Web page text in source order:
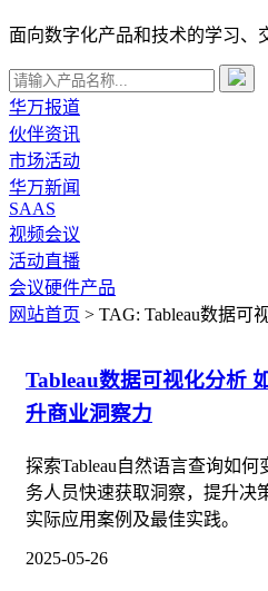
面向数字化产品和技术的学习、
华万报道
伙伴资讯
市场活动
华万新闻
SAAS
视频会议
活动直播
会议硬件产品
网站首页 > TAG: Tableau数据可
Tableau数据可视化分析
升商业洞察力
探索Tableau自然语言查询如
务人员快速获取洞察，提升决
实际应用案例及最佳实践。
2025-05-26